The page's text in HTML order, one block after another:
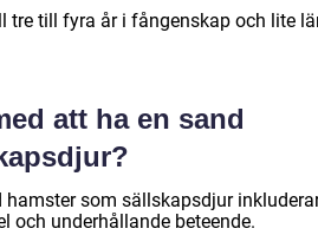
tre till fyra år i fångenskap och lite
att ha en sand
som sällskapsdjur
och underhållande beteende.